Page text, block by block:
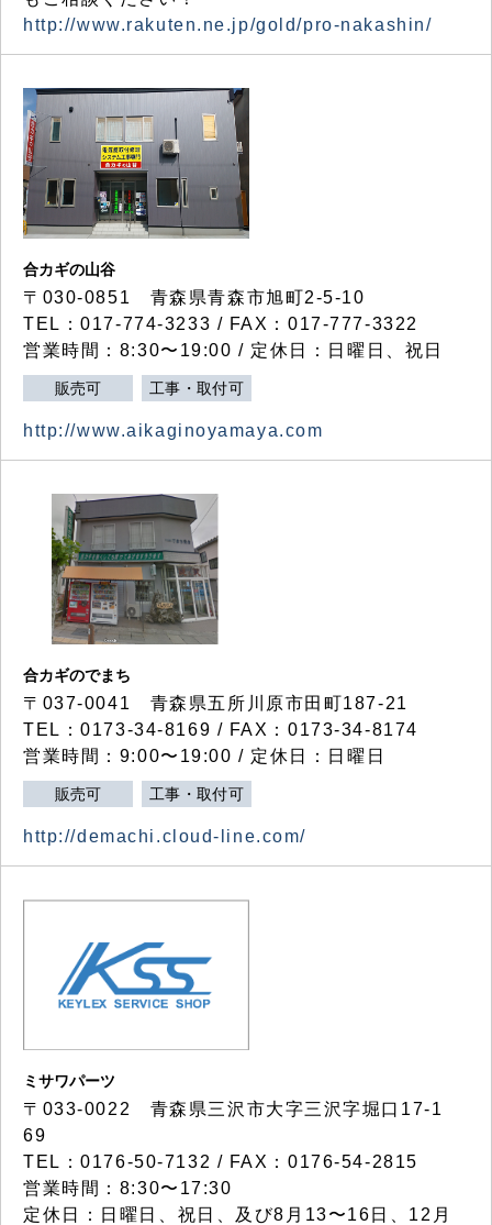
http://www.rakuten.ne.jp/gold/pro-nakashin/
合カギの山谷
〒030-0851 青森県青森市旭町2-5-10
TEL：017-774-3233 / FAX：017-777-3322
営業時間：8:30〜19:00 / 定休日：日曜日、祝日
販売可 工事・取付可
http://www.aikaginoyamaya.com
合カギのでまち
〒037-0041 青森県五所川原市田町187-21
TEL：0173-34-8169 / FAX：0173-34-8174
営業時間：9:00〜19:00 / 定休日：日曜日
販売可 工事・取付可
http://demachi.cloud-line.com/
ミサワパーツ
〒033-0022 青森県三沢市大字三沢字堀口17-1
69
TEL：0176-50-7132 / FAX：0176-54-2815
営業時間：8:30〜17:30
定休日：日曜日、祝日、及び8月13〜16日、12月